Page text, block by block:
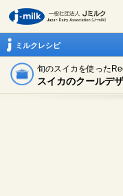
ミルクレシピ
旬のスイカを使った
スイカのクールデ